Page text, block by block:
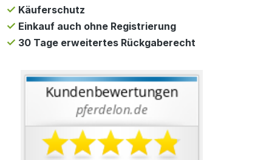
Käuferschutz
Einkauf auch ohne Registrierung
30 Tage erweitertes Rückgaberecht